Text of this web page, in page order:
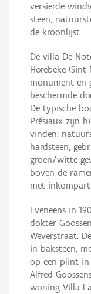
versierde
steen,
de kroonlijst.
De villa De
Horebeke
monument en
beschermde
De typische
Présiaux zijn
vinden:
hardsteen,
groen/witte
boven de
met
Eveneens in
dokter
Weverstraat.
in baksteen,
op een plint in
Alfred
woning Villa